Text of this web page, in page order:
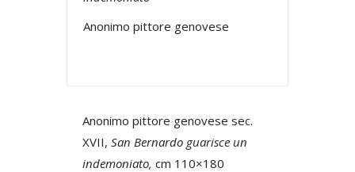
Anonimo pittore genovese
Anonimo pittore genovese sec.
XVII, San Bernardo guarisce un
indemoniato, cm 110×180